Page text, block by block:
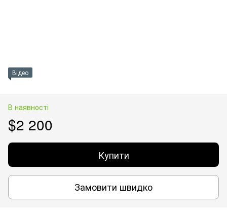
Відео
В наявності
$2 200
Купити
Замовити швидко